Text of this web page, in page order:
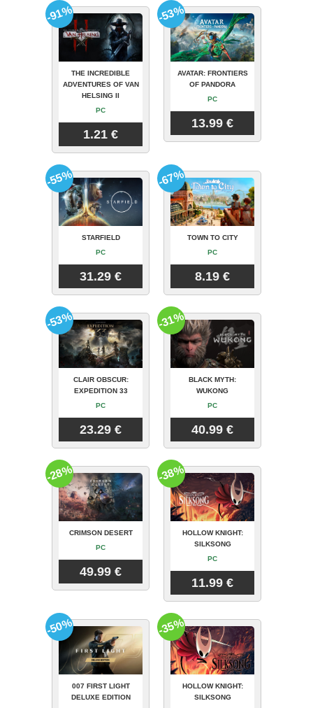
THE INCREDIBLE
ADVENTURES OF VAN
HELSING II
PC
1.21 €
-91%
AVATAR: FRONTIERS
OF PANDORA
PC
13.99 €
-53%
STARFIELD
PC
31.29 €
-55%
TOWN TO CITY
PC
8.19 €
-67%
CLAIR OBSCUR:
EXPEDITION 33
PC
23.29 €
-53%
BLACK MYTH:
WUKONG
PC
40.99 €
-31%
CRIMSON DESERT
PC
49.99 €
-28%
HOLLOW KNIGHT:
SILKSONG
PC
11.99 €
-38%
007 FIRST LIGHT
DELUXE EDITION
-50%
HOLLOW KNIGHT:
SILKSONG
-35%